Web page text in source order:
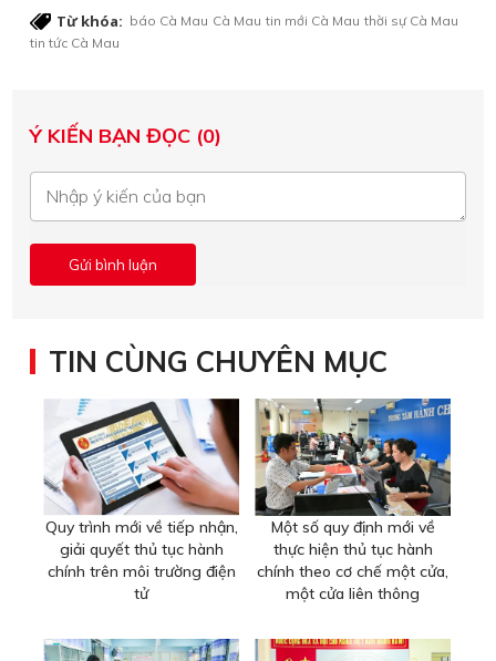
Từ khóa: báo Cà Mau Cà Mau tin mới Cà Mau thời sự Cà Mau
tin tức Cà Mau
Ý KIẾN BẠN ĐỌC (0)
TIN CÙNG CHUYÊN MỤC
Quy trình mới về tiếp nhận,
giải quyết thủ tục hành
chính trên môi trường điện
tử
Một số quy định mới về
thực hiện thủ tục hành
chính theo cơ chế một cửa,
một cửa liên thông